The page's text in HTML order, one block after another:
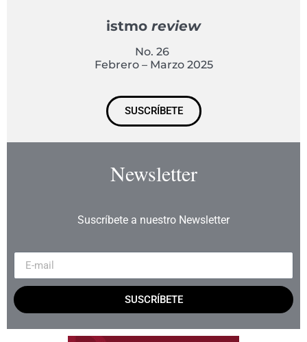
istmo review
No. 26
Febrero – Marzo 2025
SUSCRÍBETE
Newsletter
Suscríbete a nuestro Newsletter
SUSCRÍBETE